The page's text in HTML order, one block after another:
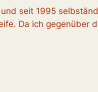
seit 1995
Da ich gegenüber